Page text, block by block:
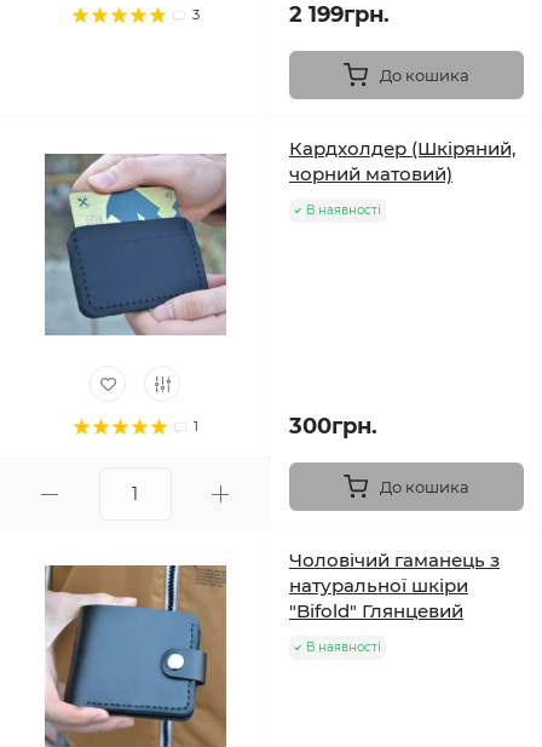
3 2 199грн.
До кошика
1
Кардхолдер (Шкіряний,
чорний матовий)
В наявності
300грн.
До кошика
Чоловічий гаманець з
натуральної шкіри
"Bifold" Глянцевий
В наявності